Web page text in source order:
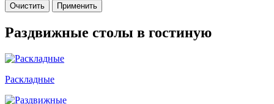
Очистить Применить
Раздвижные столы в гостиную
Раскладные